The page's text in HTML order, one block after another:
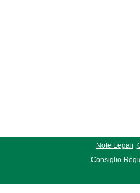
Note Legali
Consiglio